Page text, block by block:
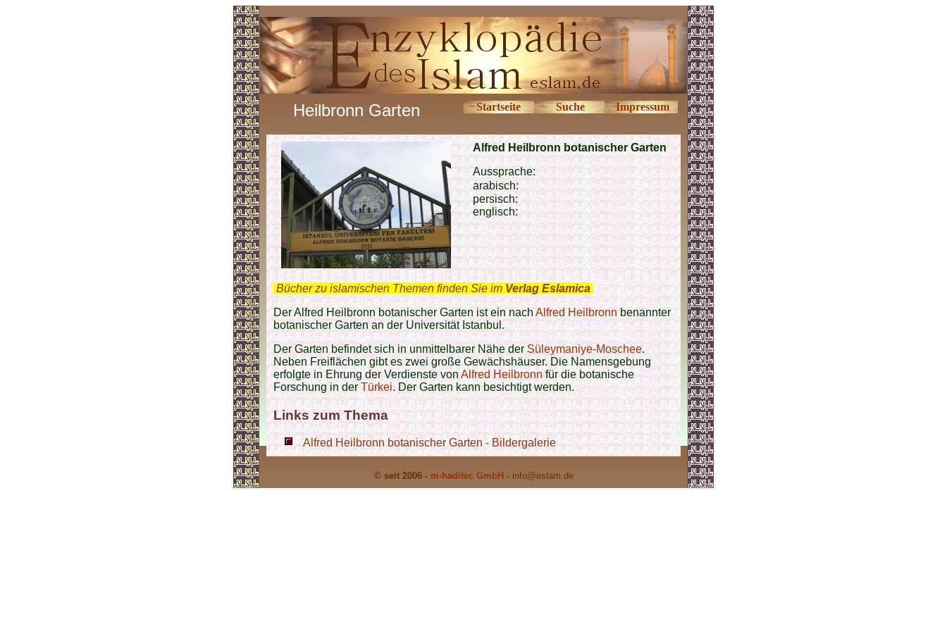
Heilbronn Garten Startseite Suche Impressum
Alfred Heilbronn botanischer Garten
Aussprache:
arabisch:
persisch:
englisch:
Bücher zu islamischen Themen finden Sie im Verlag Eslamica
Der Alfred Heilbronn botanischer Garten ist ein nachAlfred Heilbronnbenannter
botanischer Garten an der Universität Istanbul.
Der Garten befindet sich in unmittelbarer Nähe derSüleymaniye-Moschee.
Neben Freiflächen gibt es zwei große Gewächshäuser. Die Namensgebung
erfolgte in Ehrung der Verdienste vonAlfred Heilbronnfür die botanische
Forschung in derTürkei. Der Garten kann besichtigt werden.
Links zum Thema
Alfred Heilbronn botanischer Garten - Bildergalerie
© seit 2006 - m-haditec GmbH - info@eslam.de